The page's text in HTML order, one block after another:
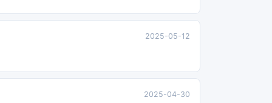
2025-05-12
2025-04-30